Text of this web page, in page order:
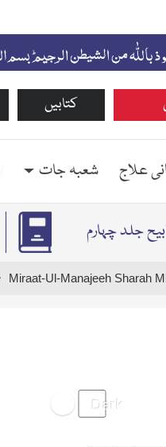
کتابیں
علاج شعبہ جات
جلد چہارم
Miraat-Ul-Manajeeh Sharah